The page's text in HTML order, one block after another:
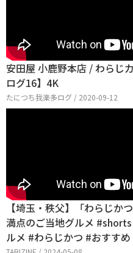
安田屋 小鹿野本店 / わらじ
ログ16】4K
たにつち我楽多ログ / 2020-09-12
【埼玉・秩父】「わらじか
満点のご当地グルメ
ルメ #わらじかつ #おすす